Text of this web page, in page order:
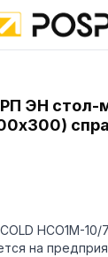
ЭН стол-
НСО1М-
на